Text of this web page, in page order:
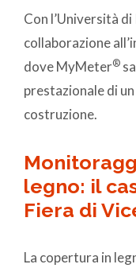
Con l’Università
collaborazione
dove MyMeter®
prestazionale di
costruzione.
legno: il
Fiera di
La copertura in